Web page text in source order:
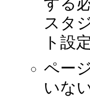
する
スタ
ト設
ペー
いな